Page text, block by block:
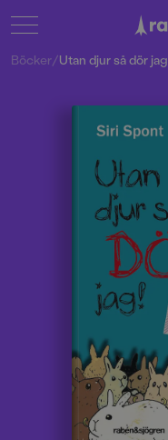
Böcker/Utan djur så dör jag